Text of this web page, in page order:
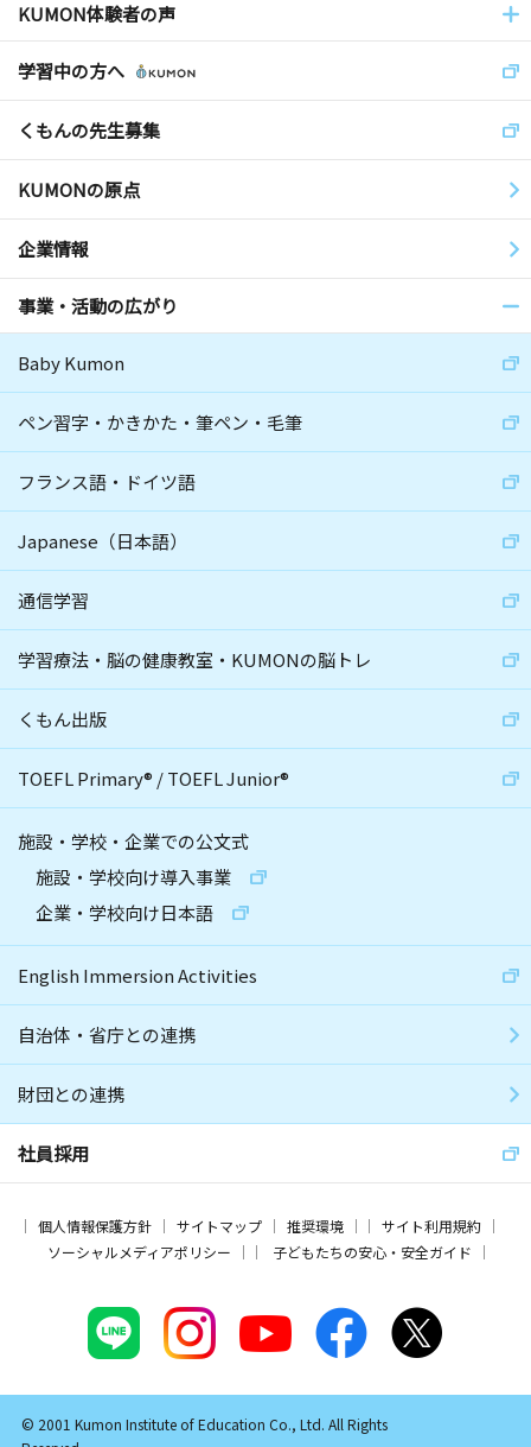
KUMON体験者の声
学習中の方へ
くもんの先生募集
KUMONの原点
企業情報
事業・活動の広がり
Baby Kumon
ペン習字・かきかた・筆ペン・毛筆
フランス語・ドイツ語
Japanese（日本語）
通信学習
学習療法・脳の健康教室・KUMONの脳トレ
くもん出版
TOEFL Primary® /TOEFL Junior®
施設・学校・企業での公文式
施設・学校向け導入事業
企業・学校向け日本語
English Immersion Activities
自治体・省庁との連携
財団との連携
社員採用
個人情報保護方針 サイトマップ 推奨環境
サイト利用規約
ソーシャルメディアポリシー
子どもたちの安心・安全ガイド
© 2001 Kumon Institute of Education Co., Ltd. All Rights